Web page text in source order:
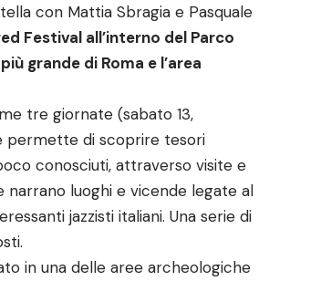
con Mattia Sbragia e Pasquale
Festival all’interno del Parco
grande di Roma e l’area
tre giornate (sabato 13,
permette di scoprire tesori
conosciuti, attraverso visite e
narrano luoghi e vicende legate al
jazzisti italiani. Una serie di
in una delle aree archeologiche